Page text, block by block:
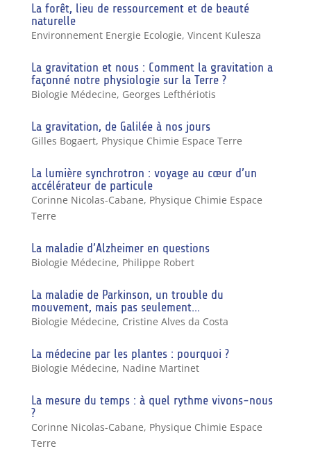
La forêt, lieu de ressourcement et de beauté
naturelle
Environnement Energie Ecologie, Vincent Kulesza
La gravitation et nous : Comment la gravitation a
façonné notre physiologie sur la Terre ?
Biologie Médecine, Georges Lefthériotis
La gravitation, de Galilée à nos jours
Gilles Bogaert, Physique Chimie Espace Terre
La lumière synchrotron : voyage au cœur d’un
accélérateur de particule
Corinne Nicolas-Cabane, Physique Chimie Espace
Terre
La maladie d’Alzheimer en questions
Biologie Médecine, Philippe Robert
La maladie de Parkinson, un trouble du
mouvement, mais pas seulement…
Biologie Médecine, Cristine Alves da Costa
La médecine par les plantes : pourquoi ?
Biologie Médecine, Nadine Martinet
La mesure du temps : à quel rythme vivons-nous
?
Corinne Nicolas-Cabane, Physique Chimie Espace
Terre